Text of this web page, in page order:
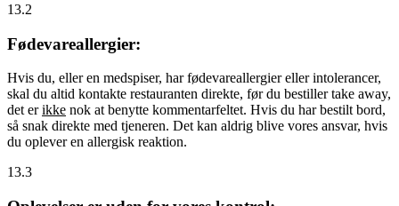
13.2
Fødevareallergier:
Hvis du, eller en medspiser, har fødevareallergier eller intolerancer,
skal du altid kontakte restauranten direkte, før du bestiller take away,
det erikke nok at benytte kommentarfeltet. Hvis du har bestilt bord,
så snak direkte med tjeneren. Det kan aldrig blive vores ansvar, hvis
du oplever en allergisk reaktion.
13.3